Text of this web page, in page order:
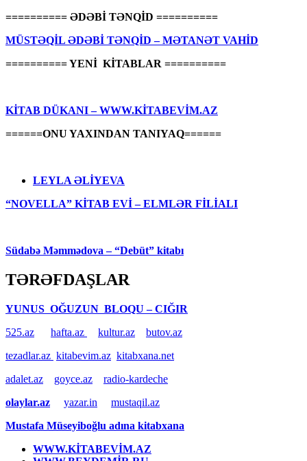
========== ƏDƏBİ TƏNQİD ==========
MÜSTƏQİL ƏDƏBİ TƏNQİD – MƏTANƏT VAHİD
========== YENİ KİTABLAR ==========
KİTAB DÜKANI – WWW.KİTABEVİM.AZ
======ONU YAXINDAN TANIYAQ======
LEYLA ƏLİYEVA
“NOVELLA” KİTAB EVİ – ELMLƏR FİLİALI
Südabə Məmmədova – “Debüt” kitabı
TƏRƏFDAŞLAR
YUNUS OĞUZUN BLOQU – CIĞIR
525.az
hafta.az kultur.az
butov.az
tezadlar.az kitabevim.az kitabxana.net
adalet.az
goyce.az
radio-kardeche
olaylar.az
yazar.in
mustaqil.az
Mustafa Müseyiboğlu adına kitabxana
WWW.KİTABEVİM.AZ